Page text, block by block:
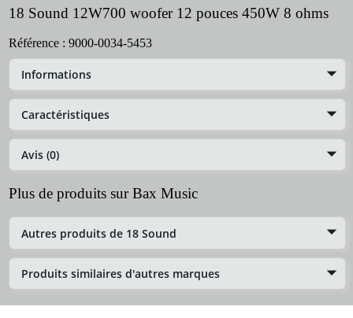
18 Sound 12W700 woofer 12 pouces 450W 8 ohms
Référence : 9000-0034-5453
Informations
Caractéristiques
Avis (0)
Plus de produits sur Bax Music
Autres produits de 18 Sound
Produits similaires d'autres marques